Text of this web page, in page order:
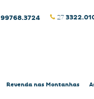
27
99768.3724
Revenda nas Montanhas